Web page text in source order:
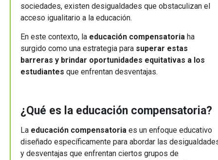
sociedades, existen desigualdades que obstaculizan el
acceso igualitario a la educación.
En este contexto, la educación compensatoria ha
surgido como una estrategia para superar estas
barreras y brindar oportunidades equitativas a los
estudiantes que enfrentan desventajas.
¿Qué es la educación compensatoria?
La educación compensatoria es un enfoque educativo
diseñado específicamente para abordar las
y desventajas que enfrentan ciertos grupos de